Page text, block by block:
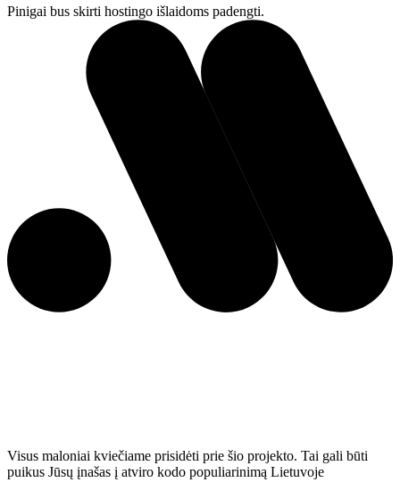
Pinigai bus skirti hostingo išlaidoms padengti.
Visus maloniai kviečiame prisidėti prie šio projekto. Tai gali būti
puikus Jūsų įnašas į atviro kodo populiarinimą Lietuvoje